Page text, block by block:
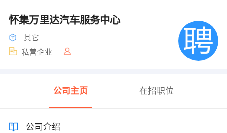
怀集万里达汽车服务中心
其它
私营企业
公司主页 在招职位
公司介绍